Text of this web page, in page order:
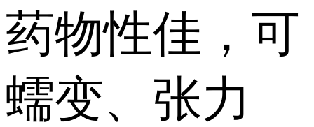
药物性佳，可
蠕变、张力